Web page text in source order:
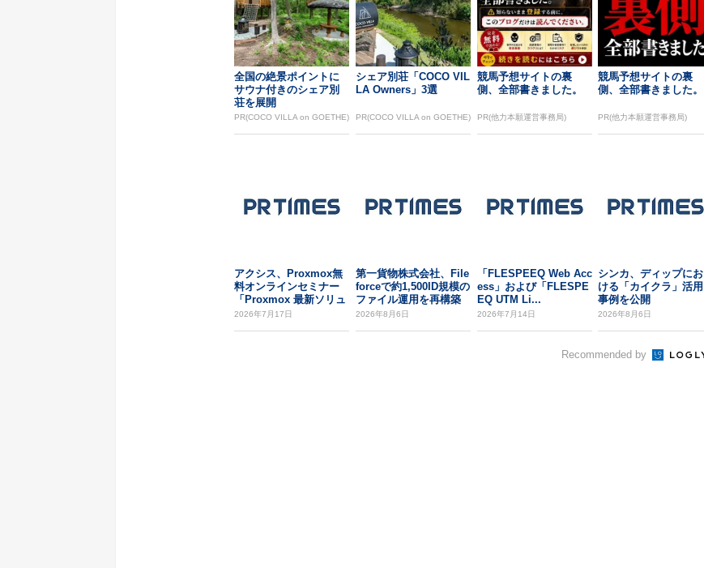
全国の絶景ポイントに
サウナ付きのシェア別
荘を展開
PR(COCO VILLA on GOETHE)
シェア別荘「COCO VIL
LA Owners」3選
PR(COCO VILLA on GOETHE)
競馬予想サイトの裏
側、全部書きました。
PR(他力本願運営事務局)
競馬予想サイトの裏
側、全部書きました。
PR(他力本願運営事務局)
アクシス、Proxmox無
料オンラインセミナー
「Proxmox 最新ソリュ
ーショ...
2026年7月17日
第一貨物株式会社、File
forceで約1,500ID規模の
ファイル運用を再構築
2026年8月6日
「FLESPEEQ Web Acc
ess」および「FLESPE
EQ UTM Li...
2026年7月14日
シンカ、ディップにお
ける「カイクラ」活用
事例を公開
2026年8月6日
Recommended by